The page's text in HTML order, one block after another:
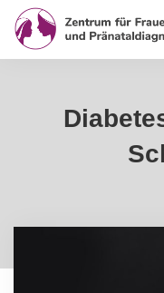
LEISTUNGEN
ANFAHRT